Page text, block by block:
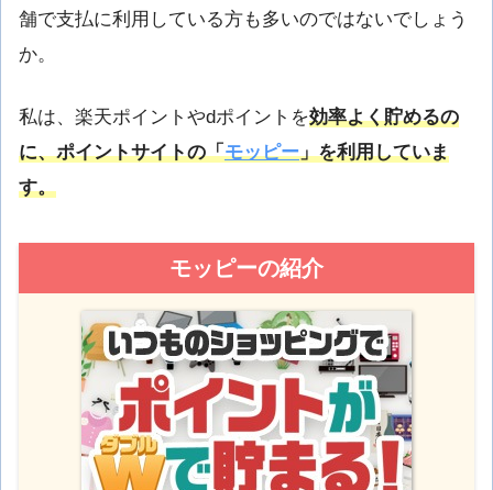
舗で支払に利用している方も多いのではないでしょう
か。
私は、楽天ポイントやdポイントを効率よく貯めるの
に、ポイントサイトの「モッピー」を利用していま
す。
モッピーの紹介